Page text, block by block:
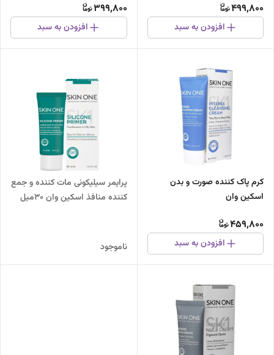
499,800
افزودن به سبد
399,800
افزودن به سبد
کرم پاک کننده صورت و بدن
اسکین وان
459,800
افزودن به سبد
پرایمر سیلیکونی مات کننده و جمع
کننده منافذ اسکین وان 30میل
ناموجود